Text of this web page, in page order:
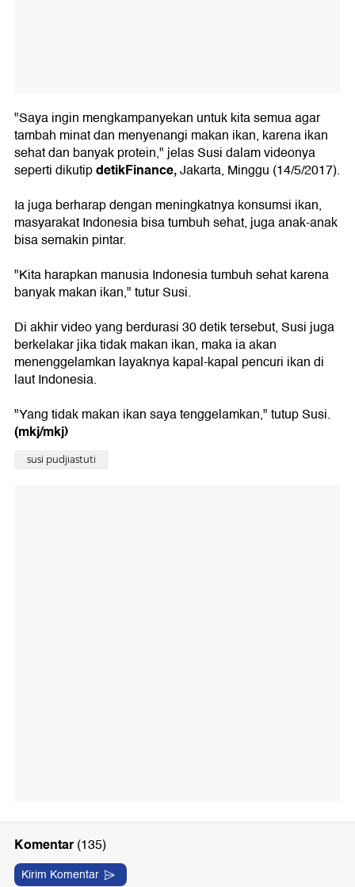
"Saya ingin mengkampanyekan untuk kita semua agar
tambah minat dan menyenangi makan ikan, karena ikan
sehat dan banyak protein," jelas Susi dalam videonya
seperti dikutipdetikFinance,Jakarta, Minggu (14/5/2017).
Ia juga berharap dengan meningkatnya konsumsi ikan,
masyarakat Indonesia bisa tumbuh sehat, juga anak-anak
bisa semakin pintar.
"Kita harapkan manusia Indonesia tumbuh sehat karena
banyak makan ikan," tutur Susi.
Di akhir video yang berdurasi 30 detik tersebut, Susi juga
berkelakar jika tidak makan ikan, maka ia akan
menenggelamkan layaknya kapal-kapal pencuri ikan di
laut Indonesia.
"Yang tidak makan ikan saya tenggelamkan," tutup Susi.
(mkj/mkj)
susi pudjiastuti